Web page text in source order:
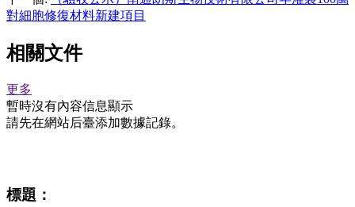
對細胞修復材料新建項目
相關文件
更多
暫時沒有內容信息顯示
請先在網站后臺添加數據記錄。
標題：